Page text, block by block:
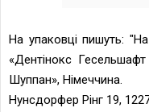
На упаковці пишуть:
«Дентінокс
Шуппан», Німеччина.
Нунсдорфер Рінг 19,